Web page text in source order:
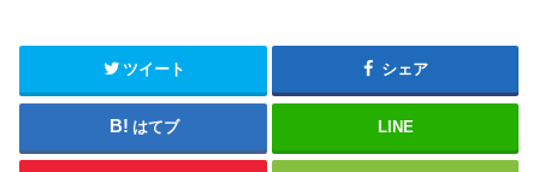
ツイート シェア
はてブ LINE